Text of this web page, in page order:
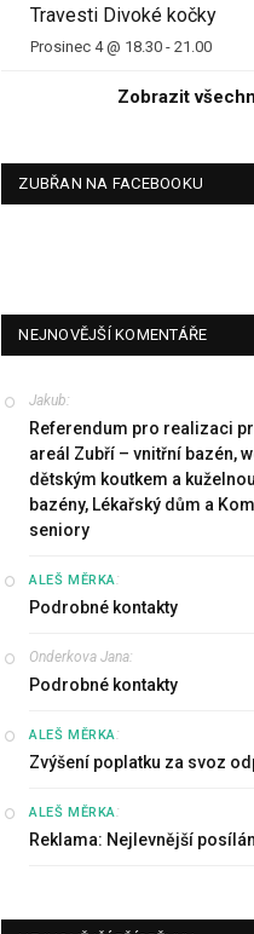
Travesti Divoké kočky
Prosinec 4 @ 18.30 -21.00
Zobrazit
ZUBŘAN NA FACEBOOKU
NEJNOVĚJŠÍ KOMENTÁŘE
Jakub:
Referendum pro realizaci
areál Zubří – vnitřní bazén,
dětským koutkem a
bazény, Lékařský dům a
seniory
ALEŠ MĚRKA:
Podrobné kontakty
Onderkova Jana:
Podrobné kontakty
ALEŠ MĚRKA:
Zvýšení poplatku za svoz
ALEŠ MĚRKA:
Reklama: Nejlevnější